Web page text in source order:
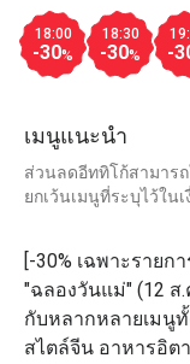
18:00
-30%
18:30
-30% -
เมนูแนะนำ
ส่วนลดอีททิโก้สามาร
ยกเว้นเมนูที่ระบุไว้ใน
[-30% เฉพาะรายก
"ฉลองวันแม่" (12 ส.
กับหลากหลายเมนู
สไตล์จีน อาหารอิต